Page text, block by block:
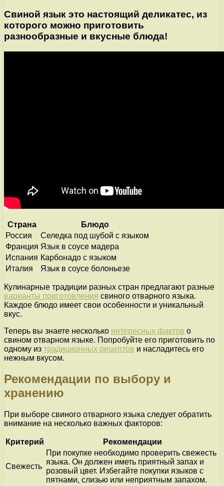
Свиной язык это настоящий деликатес, из
которого можно приготовить
разнообразные и вкусные блюда!
Страна
Блюдо
Россия
Селедка под шубой с языком
Франция Язык в соусе мадера
Испания Карбонадо с языком
Италия
Язык в соусе болоньезе
Кулинарные традиции разных стран предлагают разные
варианты приготовления свиного отварного языка.
Каждое блюдо имеет свои особенности и уникальный
вкус.
Теперь вы знаете несколько интересных фактов о
свином отварном языке. Попробуйте его приготовить по
одному из традиционных рецептов и насладитесь его
нежным вкусом.
Рекомендации по выбору и
хранению
При выборе свиного отварного языка следует обратить
внимание на несколько важных факторов:
Критерий Рекомендации
Свежесть
При покупке необходимо проверить свежесть
языка. Он должен иметь приятный запах и
розовый цвет. Избегайте покупки языков с
пятнами, слизью или неприятным запахом.